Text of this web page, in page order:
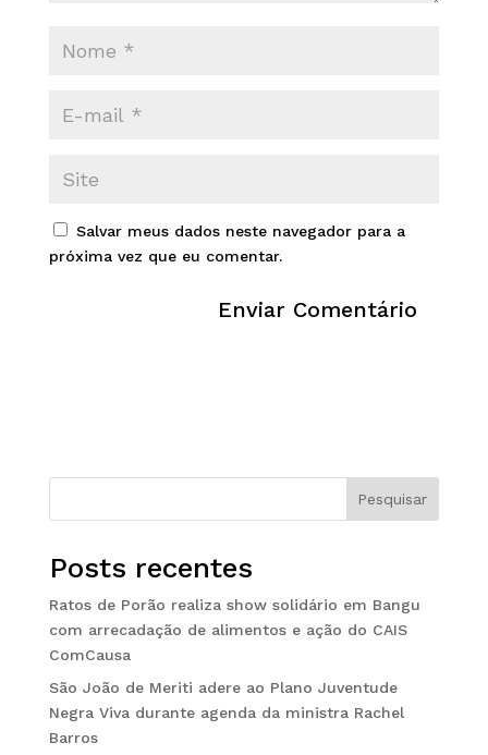
Salvar meus dados neste navegador para a
próxima vez que eu comentar.
Pesquisar
Posts recentes
Ratos de Porão realiza show solidário em Bangu
com arrecadação de alimentos e ação do CAIS
ComCausa
São João de Meriti adere ao Plano Juventude
Negra Viva durante agenda da ministra Rachel
Barros